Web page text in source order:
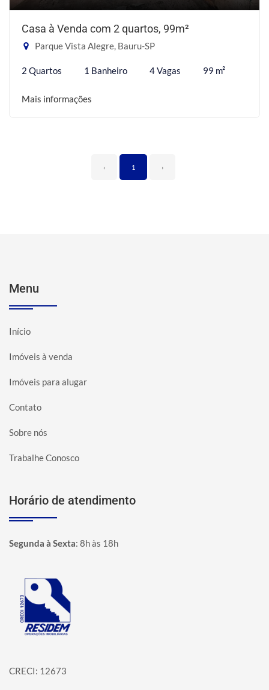
Casa à Venda com 2 quartos, 99m²
Parque Vista Alegre, Bauru-SP
2 Quartos 1 Banheiro 4 Vagas 99 m²
Mais informações
‹ 1 ›
Menu
Início
Imóveis à venda
Imóveis para alugar
Contato
Sobre nós
Trabalhe Conosco
Horário de atendimento
Segunda à Sexta: 8h às 18h
Página inicial
CRECI: 12673